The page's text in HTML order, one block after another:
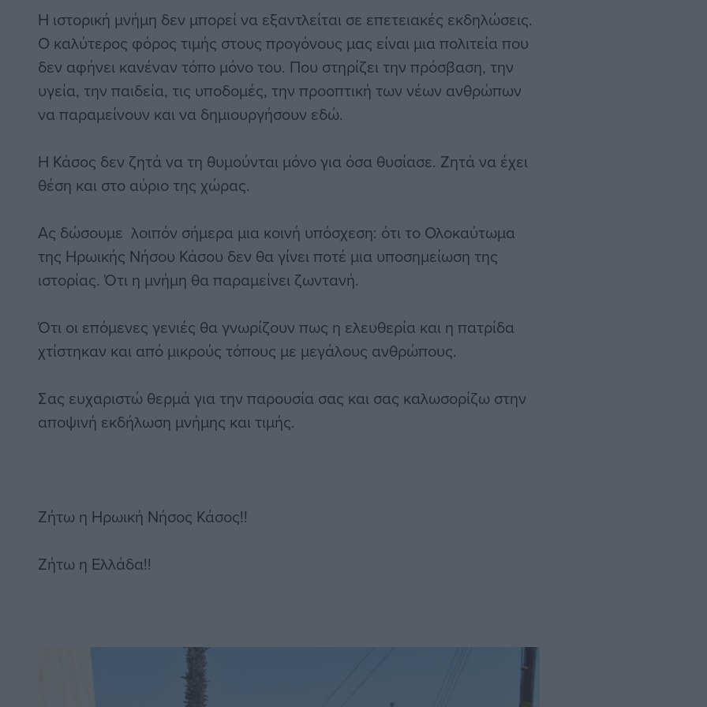
Η ιστορική μνήμη δεν μπορεί να εξαντλείται σε επετειακές εκδηλώσεις.
Ο καλύτερος φόρος τιμής στους προγόνους μας είναι μια πολιτεία που
δεν αφήνει κανέναν τόπο μόνο του. Που στηρίζει την πρόσβαση, την
υγεία, την παιδεία, τις υποδομές, την προοπτική των νέων ανθρώπων
να παραμείνουν και να δημιουργήσουν εδώ.
Η Κάσος δεν ζητά να τη θυμούνται μόνο για όσα θυσίασε. Ζητά να έχει
θέση και στο αύριο της χώρας.
Ας δώσουμε λοιπόν σήμερα μια κοινή υπόσχεση: ότι το Ολοκαύτωμα
της Ηρωικής Νήσου Κάσου δεν θα γίνει ποτέ μια υποσημείωση της
ιστορίας. Ότι η μνήμη θα παραμείνει ζωντανή.
Ότι οι επόμενες γενιές θα γνωρίζουν πως η ελευθερία και η πατρίδα
χτίστηκαν και από μικρούς τόπους με μεγάλους ανθρώπους.
Σας ευχαριστώ θερμά για την παρουσία σας και σας καλωσορίζω στην
αποψινή εκδήλωση μνήμης και τιμής.
Ζήτω η Ηρωική Νήσος Κάσος!!
Ζήτω η Ελλάδα!!